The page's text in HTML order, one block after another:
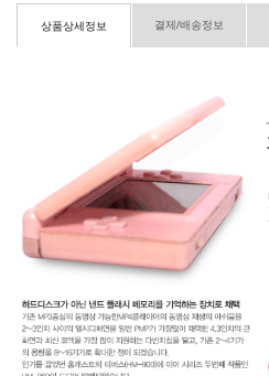
상품상세정보 결제/배송정보